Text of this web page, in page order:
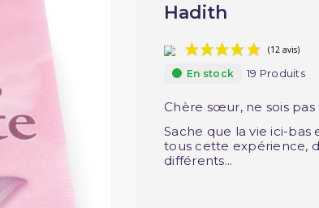
Hadith
En stock 19 Produits
Chère sœur, ne sois pas
Sache que la vie ici-
tous cette expérience,
différents...